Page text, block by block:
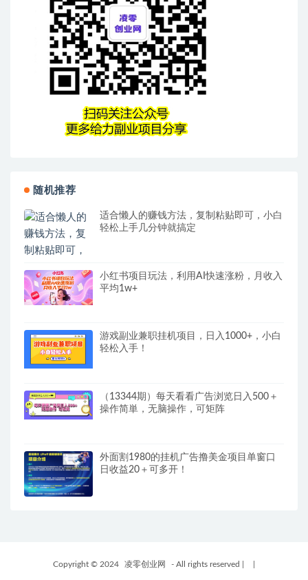
随机推荐
适合懒人的赚钱方法，复制粘贴即可，小白
轻松上手几分钟就搞定
小红书项目玩法，利用AI快速涨粉，月收入
平均1w+
游戏副业兼职挂机项目，日入1000+，小白
轻松入手！
（13344期）每天看看广告浏览日入500＋
操作简単，无脑操作，可矩阵
外面割1980的挂机广告撸美金项目单窗口
日收益20＋可多开！
Copyright © 2024 凌零创业网 - All rights reserved